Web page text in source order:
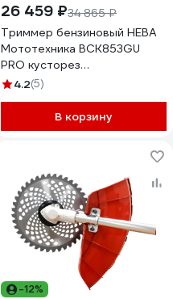
26 459 ₽34 865 ₽
Триммер бензиновый НЕВА
Мототехника BCK853GU
PRO кусторез
4650002231467
4.2(5)
В корзину
-12%